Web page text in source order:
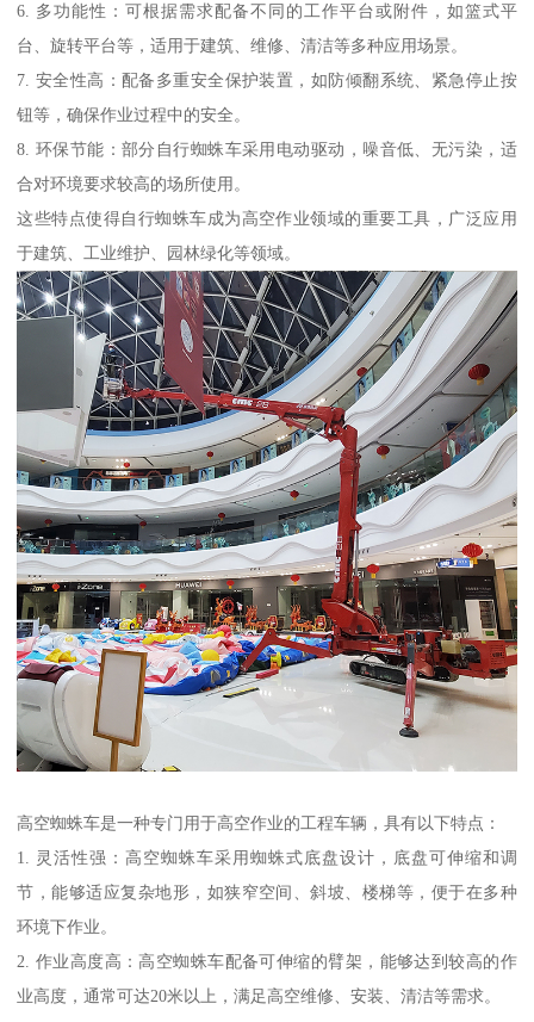
6. 多功能性：可根据需求配备不同的工作平台或附件，如篮式平
台、旋转平台等，适用于建筑、维修、清洁等多种应用场景。
7. 安全性高：配备多重安全保护装置，如防倾翻系统、紧急停止按
钮等，确保作业过程中的安全。
8. 环保节能：部分自行蜘蛛车采用电动驱动，噪音低、无污染，适
合对环境要求较高的场所使用。
这些特点使得自行蜘蛛车成为高空作业领域的重要工具，广泛应用
于建筑、工业维护、园林绿化等领域。
高空蜘蛛车是一种专门用于高空作业的工程车辆，具有以下特点：
1. 灵活性强：高空蜘蛛车采用蜘蛛式底盘设计，底盘可伸缩和调
节，能够适应复杂地形，如狭窄空间、斜坡、楼梯等，便于在多种
环境下作业。
2. 作业高度高：高空蜘蛛车配备可伸缩的臂架，能够达到较高的作
业高度，通常可达20米以上，满足高空维修、安装、清洁等需求。